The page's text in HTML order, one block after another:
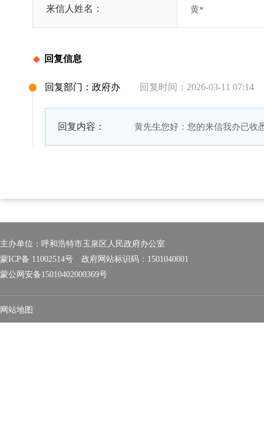
来信人姓名： 黄*
回复信息
回复部门：政府办 回复时间：2026-03-11 07:14
回复内容： 黄先生您好：您的来信我办已收
主办单位：呼和浩特市玉泉区人民政府办公室
蒙ICP备 11002514号 政府网站标识码：1501040001
蒙公网安备15010402000369号
网站地图